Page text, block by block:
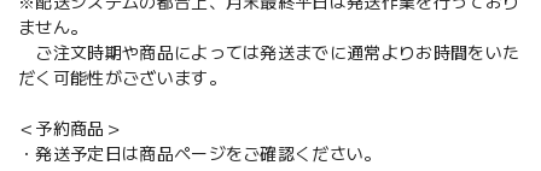
ません。
ご注文時期や商品によっては発送までに通常よりお時間をいた
だく可能性がございます。
＜予約商品＞
・発送予定日は商品ページをご確認ください。